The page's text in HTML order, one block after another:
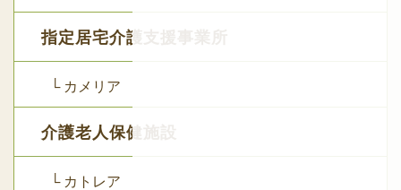
指定居宅介護支援事業所
└ カメリア
介護老人保健施設
└ カトレア